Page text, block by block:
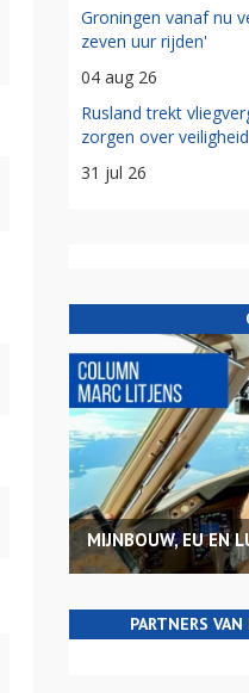
Groningen vanaf nu
zeven uur rijden'
04 aug 26
Rusland trekt
zorgen over veiligheid
31 jul 26
MIJNBOUW, EU EN
PARTNERS